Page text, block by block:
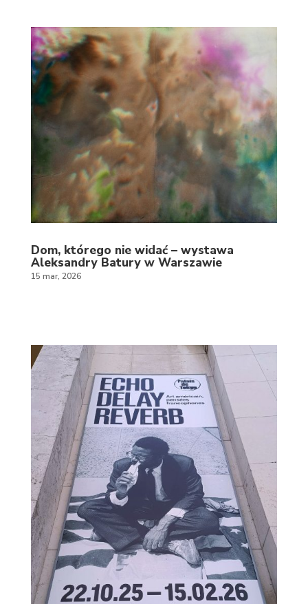
Dom, którego nie widać – wystawa
Aleksandry Batury w Warszawie
15 mar, 2026